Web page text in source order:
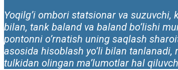
Yoqilg’i ombori statsionar va
bilan, tank baland va baland bo’lishi
pontonni o’rnatish uning saqlash
asosida hisoblash yo’li bilan tanlanadi,
tulkidan olingan ma’lumotlar hal